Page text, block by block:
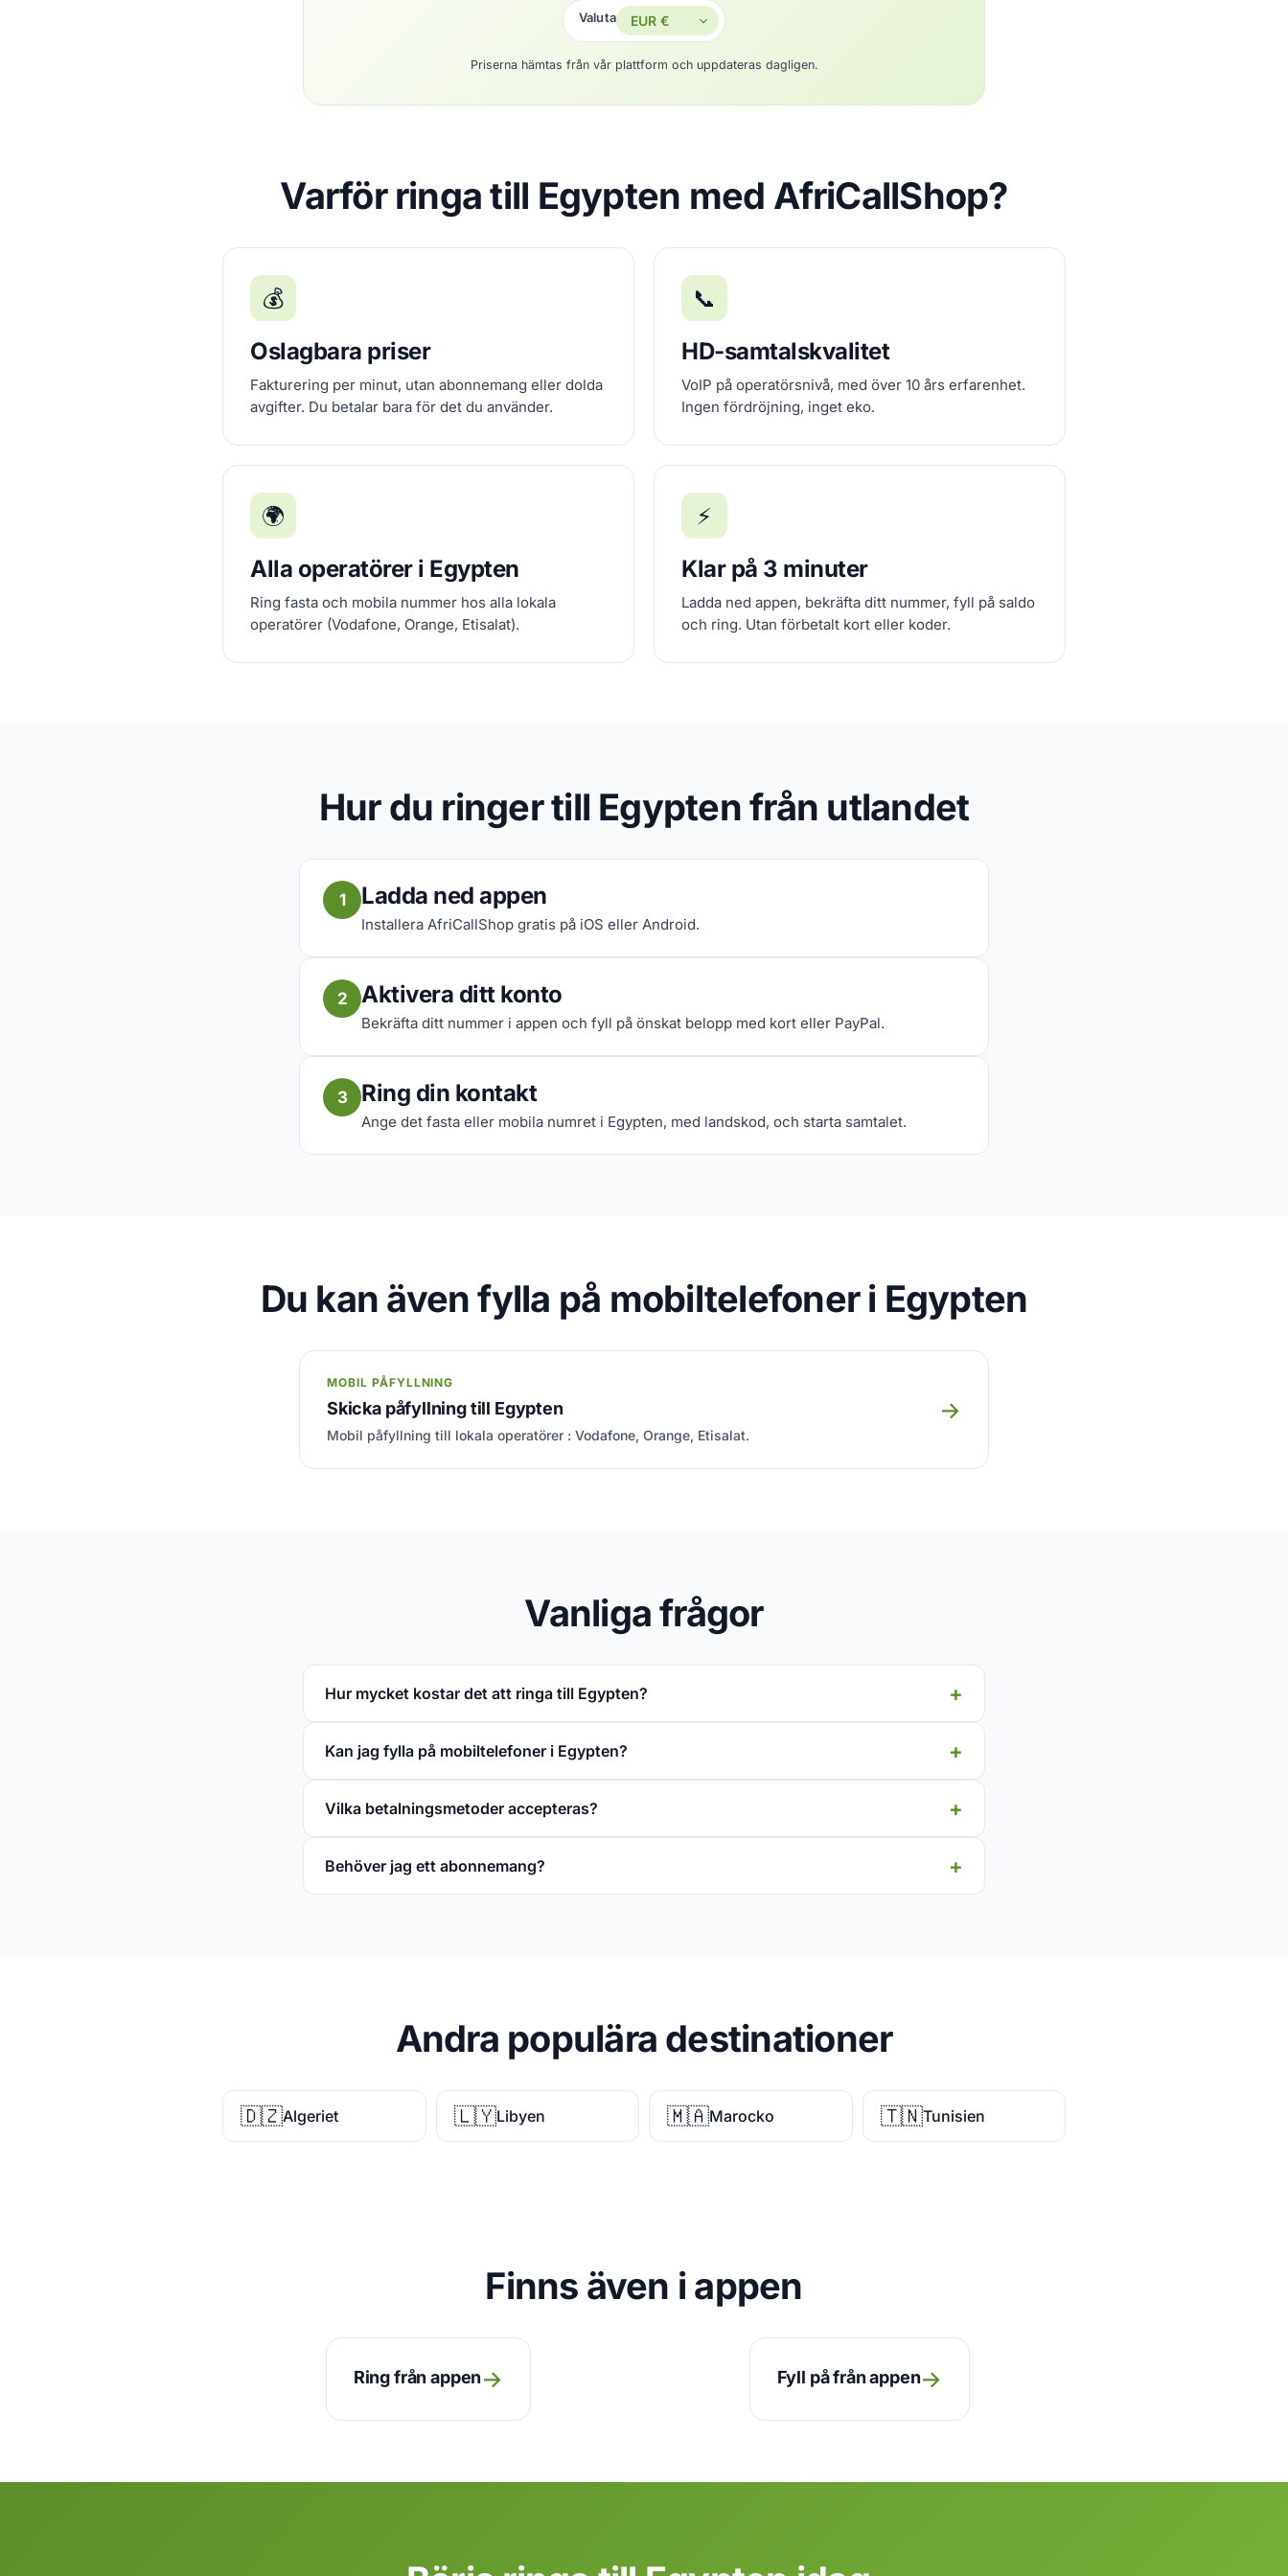
Valuta
Priserna hämtas från vår plattform och uppdateras dagligen.
Varför ringa till Egypten med AfriCallShop?
💰
Oslagbara priser
Fakturering per minut, utan abonnemang eller dolda
avgifter. Du betalar bara för det du använder.
📞
HD-samtalskvalitet
VoIP på operatörsnivå, med över 10 års erfarenhet.
Ingen fördröjning, inget eko.
🌍
Alla operatörer i Egypten
Ring fasta och mobila nummer hos alla lokala
operatörer (Vodafone, Orange, Etisalat).
⚡
Klar på 3 minuter
Ladda ned appen, bekräfta ditt nummer, fyll på saldo
och ring. Utan förbetalt kort eller koder.
Hur du ringer till Egypten från utlandet
1 Ladda ned appen
Installera AfriCallShop gratis på iOS eller Android.
2 Aktivera ditt konto
Bekräfta ditt nummer i appen och fyll på önskat belopp med kort eller PayPal.
3 Ring din kontakt
Ange det fasta eller mobila numret i Egypten, med landskod, och starta samtalet.
Du kan även fylla på mobiltelefoner i Egypten
MOBIL PÅFYLLNING
Skicka påfyllning till Egypten
Mobil påfyllning till lokala operatörer : Vodafone, Orange, Etisalat.
→
Vanliga frågor
Hur mycket kostar det att ringa till Egypten?
Kan jag fylla på mobiltelefoner i Egypten?
Vilka betalningsmetoder accepteras?
Behöver jag ett abonnemang?
Andra populära destinationer
🇩🇿Algeriet 🇱🇾Libyen 🇲🇦Marocko 🇹🇳Tunisien
Finns även i appen
Ring från appen→ Fyll på från appen→